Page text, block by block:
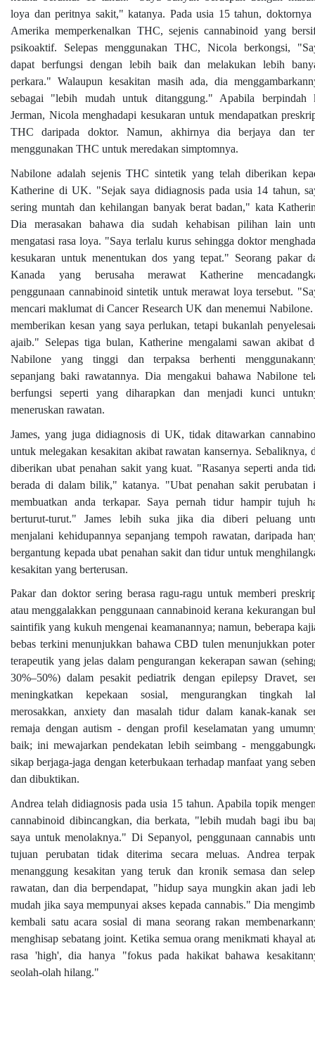
loya dan peritnya sakit," katanya. Pada usia 15 tahun, doktornya
Amerika memperkenalkan THC, sejenis cannabinoid yang
psikoaktif. Selepas menggunakan THC, Nicola berkongsi,
dapat berfungsi dengan lebih baik dan melakukan lebih
perkara." Walaupun kesakitan masih ada, dia
sebagai "lebih mudah untuk ditanggung." Apabila berpindah
Jerman, Nicola menghadapi kesukaran untuk mendapatkan
THC daripada doktor. Namun, akhirnya dia berjaya dan
menggunakan THC untuk meredakan simptomnya.
Nabilone adalah sejenis THC sintetik yang telah diberikan
Katherine di UK. "Sejak saya didiagnosis pada usia 14 tahun,
sering muntah dan kehilangan banyak berat badan," kata
Dia merasakan bahawa dia sudah kehabisan pilihan lain
mengatasi rasa loya. "Saya terlalu kurus sehingga doktor
kesukaran untuk menentukan dos yang tepat." Seorang pakar
Kanada yang berusaha merawat Katherine
penggunaan cannabinoid sintetik untuk merawat loya tersebut.
mencari maklumat di Cancer Research UK dan menemui Nabilone.
memberikan kesan yang saya perlukan, tetapi bukanlah
ajaib." Selepas tiga bulan, Katherine mengalami sawan akibat
Nabilone yang tinggi dan terpaksa berhenti
sepanjang baki rawatannya. Dia mengakui bahawa Nabilone
berfungsi seperti yang diharapkan dan menjadi kunci
meneruskan rawatan.
James, yang juga didiagnosis di UK, tidak ditawarkan
untuk melegakan kesakitan akibat rawatan kansernya. Sebaliknya,
diberikan ubat penahan sakit yang kuat. "Rasanya seperti anda
berada di dalam bilik," katanya. "Ubat penahan sakit perubatan
membuatkan anda terkapar. Saya pernah tidur hampir tujuh
berturut-turut." James lebih suka jika dia diberi peluang
menjalani kehidupannya sepanjang tempoh rawatan, daripada
bergantung kepada ubat penahan sakit dan tidur untuk
kesakitan yang berterusan.
Pakar dan doktor sering berasa ragu-ragu untuk memberi
atau menggalakkan penggunaan cannabinoid kerana kekurangan
saintifik yang kukuh mengenai keamanannya; namun, beberapa
bebas terkini menunjukkan bahawa CBD tulen menunjukkan
terapeutik yang jelas dalam pengurangan kekerapan sawan
30%–50%) dalam pesakit pediatrik dengan epilepsy Dravet,
meningkatkan kepekaan sosial, mengurangkan tingkah
merosakkan, anxiety dan masalah tidur dalam kanak-kanak
remaja dengan autism - dengan profil keselamatan yang
baik; ini mewajarkan pendekatan lebih seimbang -
sikap berjaga-jaga dengan keterbukaan terhadap manfaat yang
dan dibuktikan.
Andrea telah didiagnosis pada usia 15 tahun. Apabila topik
cannabinoid dibincangkan, dia berkata, "lebih mudah bagi ibu
saya untuk menolaknya." Di Sepanyol, penggunaan cannabis
tujuan perubatan tidak diterima secara meluas. Andrea
menanggung kesakitan yang teruk dan kronik semasa dan
rawatan, dan dia berpendapat, "hidup saya mungkin akan jadi
mudah jika saya mempunyai akses kepada cannabis." Dia
kembali satu acara sosial di mana seorang rakan
menghisap sebatang joint. Ketika semua orang menikmati khayal
rasa 'high', dia hanya "fokus pada hakikat bahawa
seolah-olah hilang."